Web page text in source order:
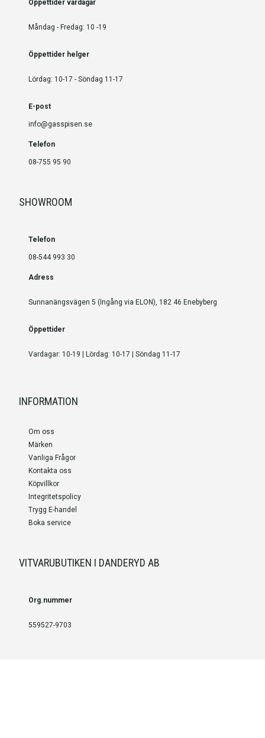
Öppettider vardagar
Måndag - Fredag: 10 -19
Öppettider helger
Lördag: 10-17 - Söndag 11-17
E-post
info@gasspisen.se
Telefon
08-755 95 90
SHOWROOM
Telefon
08-544 993 30
Adress
Sunnanängsvägen 5 (Ingång via ELON), 182 46 Enebyberg
Öppettider
Vardagar: 10-19 | Lördag: 10-17 | Söndag 11-17
INFORMATION
Om oss
Märken
Vanliga Frågor
Kontakta oss
Köpvillkor
Integritetspolicy
Trygg E-handel
Boka service
VITVARUBUTIKEN I DANDERYD AB
Org.nummer
559527-9703